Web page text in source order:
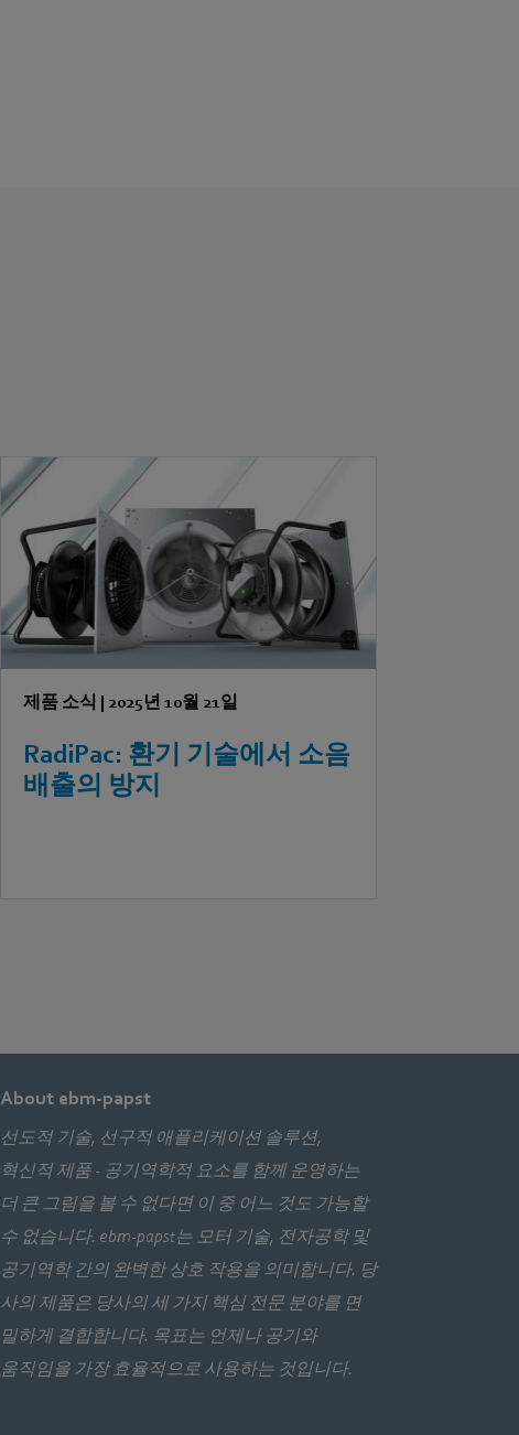
제품 소식 | 2025년 10월 21일
RadiPac: 환기 기술에서 소음
배출의 방지
About ebm-papst
선도적 기술, 선구적 애플리케이션 솔루션,
혁신적 제품 - 공기역학적 요소를 함께 운영하는
더 큰 그림을 볼 수 없다면 이 중 어느 것도 가능할
수 없습니다. ebm‑papst는 모터 기술, 전자공학 및
공기역학 간의 완벽한 상호 작용을 의미합니다. 당
사의 제품은 당사의 세 가지 핵심 전문 분야를 면
밀하게 결합합니다. 목표는 언제나 공기와
움직임을 가장 효율적으로 사용하는 것입니다.